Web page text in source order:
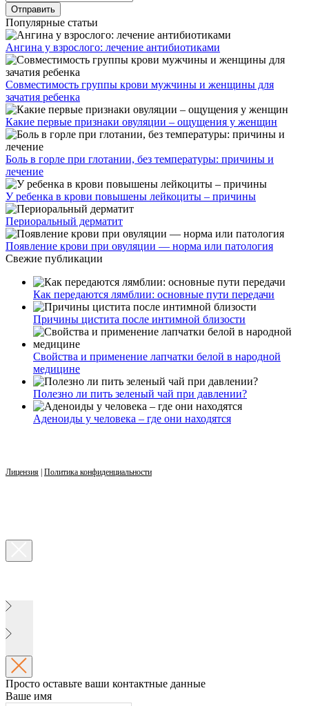
Популярные статьи
Ангина у взрослого: лечение антибиотиками
Совместимость группы крови мужчины и женщины для
зачатия ребенка
Какие первые признаки овуляции – ощущения у женщин
Боль в горле при глотании, без температуры: причины и
лечение
У ребенка в крови повышены лейкоциты – причины
Периоральный дерматит
Появление крови при овуляции — норма или патология
Свежие публикации
Как передаются лямблии: основные пути передачи
Причины цистита после интимной близости
Свойства и применение лапчатки белой в народной
медицине
Полезно ли пить зеленый чай при давлении?
Аденоиды у человека – где они находятся
Лицензия | Политика конфиденциальности
Просто оставьте ваши контактные данные
Ваше имя